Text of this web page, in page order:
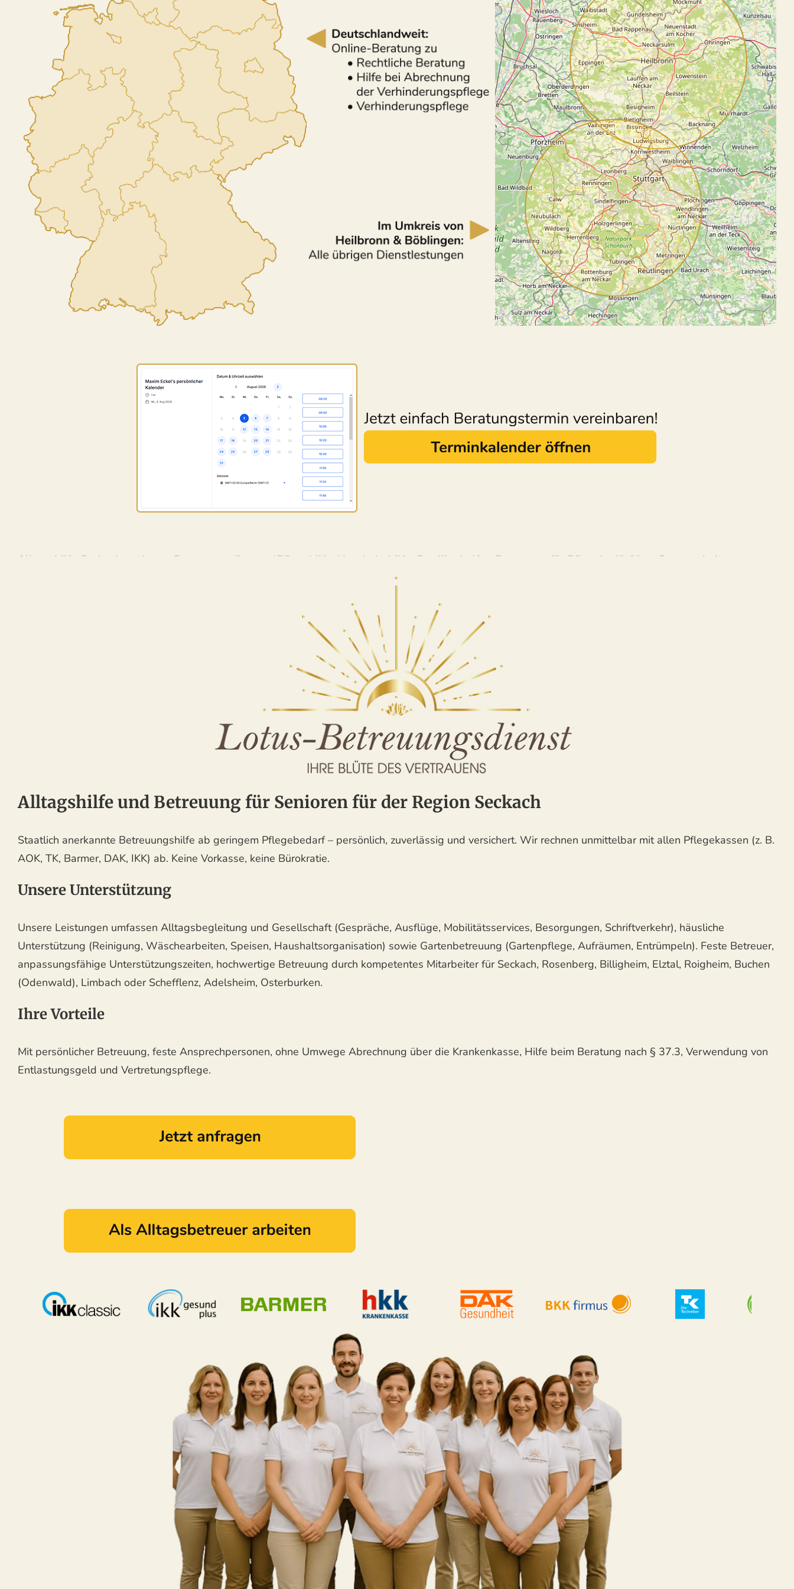
Alltagshilfe Seckach – ↗️Lotus-Betreuungsdienst: ✓Pflegehilfe, Haushaltshilfe, Familienhelfer, Betreuung für Pflegebedürftige, Gartenarbeiten.
Erkunden Sie ↗️Lotus-Betreuungsdienst in Seckach zu Alltagshilfe und ✓Pflegehilfe, Betreuung für Pflegebedürftige, Haushaltshilfe, Familienhelfer,
✓Gartenarbeiten in Seckach? ➡️ Lotus-Betreuungsdienst, Ihr Pflegehelfer & Alltagsbegleiter. Besuchen Sie unsere Webseite ✉.
Alltagshilfe und Betreuung für Senioren für der Region Seckach
Staatlich anerkannte Betreuungshilfe ab geringem Pflegebedarf – persönlich, zuverlässig und versichert. Wir rechnen unmittelbar mit allen Pflegekassen (z. B.
AOK, TK, Barmer, DAK, IKK) ab. Keine Vorkasse, keine Bürokratie.
Unsere Unterstützung
Unsere Leistungen umfassen Alltagsbegleitung und Gesellschaft (Gespräche, Ausflüge, Mobilitätsservices, Besorgungen, Schriftverkehr), häusliche
Unterstützung (Reinigung, Wäschearbeiten, Speisen, Haushaltsorganisation) sowie Gartenbetreuung (Gartenpflege, Aufräumen, Entrümpeln). Feste Betreuer,
anpassungsfähige Unterstützungszeiten, hochwertige Betreuung durch kompetentes Mitarbeiter für Seckach, Rosenberg, Billigheim, Elztal, Roigheim, Buchen
(Odenwald), Limbach oder Schefflenz, Adelsheim, Osterburken.
Ihre Vorteile
Mit persönlicher Betreuung, feste Ansprechpersonen, ohne Umwege Abrechnung über die Krankenkasse, Hilfe beim Beratung nach § 37.3, Verwendung von
Entlastungsgeld und Vertretungspflege.